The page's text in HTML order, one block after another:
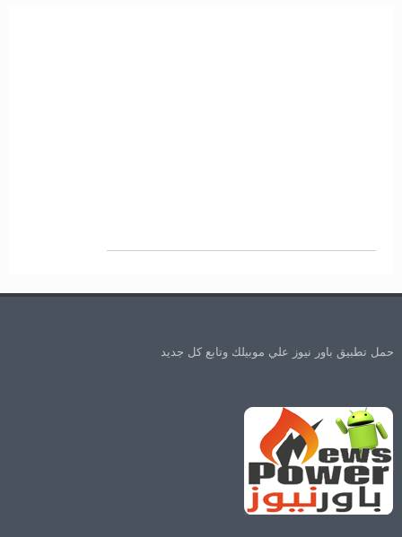
حمل تطبيق باور نيوز علي موبيلك وتابع كل جديد